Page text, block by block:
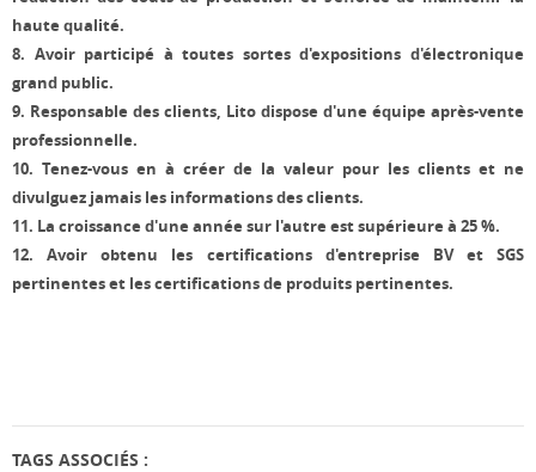
haute qualité.
8. Avoir participé à toutes sortes d'expositions d'électronique
grand public.
9. Responsable des clients, Lito dispose d'une équipe après-vente
professionnelle.
10. Tenez-vous en à créer de la valeur pour les clients et ne
divulguez jamais les informations des clients.
11. La croissance d'une année sur l'autre est supérieure à 25 %.
12.Avoir obtenu les certifications d'entreprise BV et SGS
pertinentes et les certifications de produits pertinentes.
TAGS ASSOCIÉS :